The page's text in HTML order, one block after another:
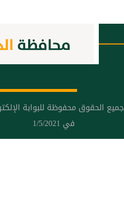
جميع الحقوق محفوظة للبوابة
في 1/5/2021